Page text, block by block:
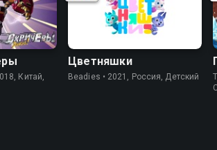
Китай,
Цветняшки
Beadies • 2021, Россия, Детский